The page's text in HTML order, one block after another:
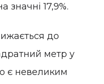
значні 17,9%.
до
метр у
є невеликим